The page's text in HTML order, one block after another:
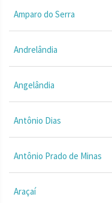
Amparo do Serra
Andrelândia
Angelândia
Antônio Dias
Antônio Prado de Minas
Araçaí